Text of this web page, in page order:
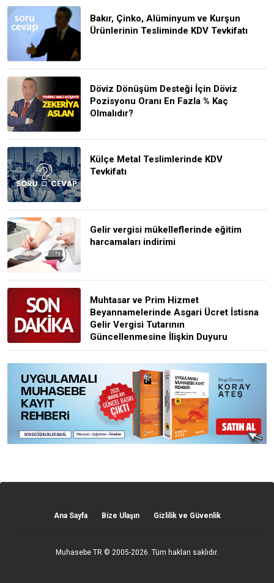
Bakır, Çinko, Alüminyum ve Kurşun
Ürünlerinin Tesliminde KDV Tevkifatı
Döviz Dönüşüm Desteği İçin Döviz
Pozisyonu Oranı En Fazla % Kaç
Olmalıdır?
Külçe Metal Teslimlerinde KDV
Tevkifatı
Gelir vergisi mükelleflerinde eğitim
harcamaları indirimi
Muhtasar ve Prim Hizmet
Beyannamelerinde Asgari Ücret İstisna
Gelir Vergisi Tutarının
Güncellenmesine İlişkin Duyuru
Ana Sayfa Bize Ulaşın Gizlilik ve Güvenlik
Muhasebe TR © 2005-2026. Tüm hakları saklıdır.